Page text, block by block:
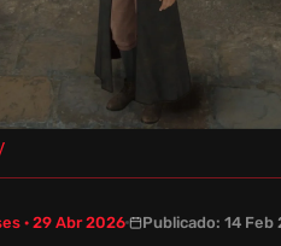
· 29 Abr 2026 Publicado: 14 Feb